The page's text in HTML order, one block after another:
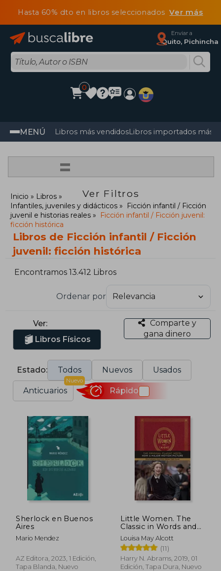
Hasta 60% dto en libros seleccionadosVer más
Enviar a
Quito, Pichincha
0
MENÚ Libros más vendidosLibros importados más
=
Ver Filtros
Inicio
Libros
Infantiles, juveniles y didácticos
Ficción infantil / Ficción
juvenil e historias reales
Ficción infantil / Ficción juvenil:
ficción histórica
Libros de Ficción infantil / Ficción
juvenil: ficción histórica
Encontramos 13.412 Libros
Ordenar por
Ver:
Libros Físicos
Comparte y
gana dinero
Estado: Todos Nuevos Usados
Anticuarios
Nuevo
Rápido
Sherlock en Buenos
Aires
Mario Mendez
AZ Editora, 2023, 1 Edición,
Tapa Blanda, Nuevo
Little Women. The
Classic in Words and
Pictures (en Inglés)
Louisa May Alcott
(11)
Harry N. Abrams, 2019, 01
Edición, Tapa Dura, Nuevo